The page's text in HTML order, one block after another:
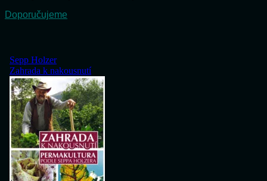
Doporučujeme